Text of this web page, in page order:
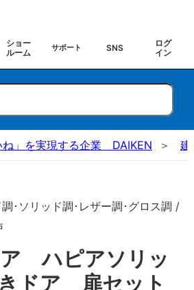
ショー
ルーム
サポート SNS
ログ
イン
ね」を実現する企業 DAIKEN 建
･ソリッド調･レザー調･グロス調 /
ア ハピアソリッ
ドア 扉セット